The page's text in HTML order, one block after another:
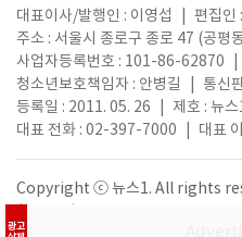
광고
대표이사/발행인 : 이영섭 편집인
주소 : 서울시 종로구 종로 47 (공평
사업자등록번호 : 101-86-62870
청소년보호책임자 : 안병길
통신
등록일 : 2011. 05. 26
제호 : 뉴
대표 전화 : 02-397-7000
대표
Copyright ⓒ 뉴스1. All rights
활용 금지.